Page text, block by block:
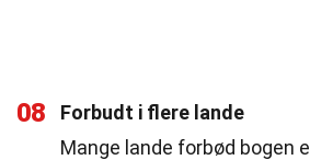
08
Forbudt i flere lande
Mange lande forbød bogen